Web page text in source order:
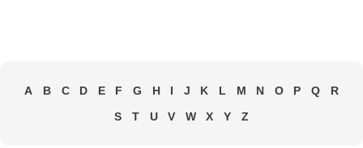
A B C D E F G H I J K L M N O P Q
R
S
T U V W X Y Z